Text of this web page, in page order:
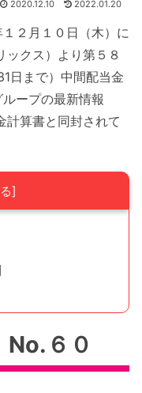
2020.12.10 2022.01.20
２月１０日（木）に
ックス）より第５８
日まで）中間配当金
ープの最新情報
計算書と同封されて
６０